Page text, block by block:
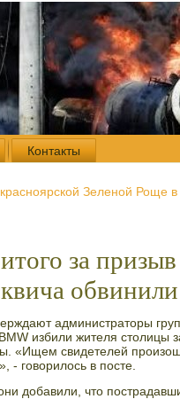
Контакты
Зеленой Роще
за
обвинили
администраторы
избили жителя столицы
«Ищем свидетелей
- говорилось в посте.
добавили, что